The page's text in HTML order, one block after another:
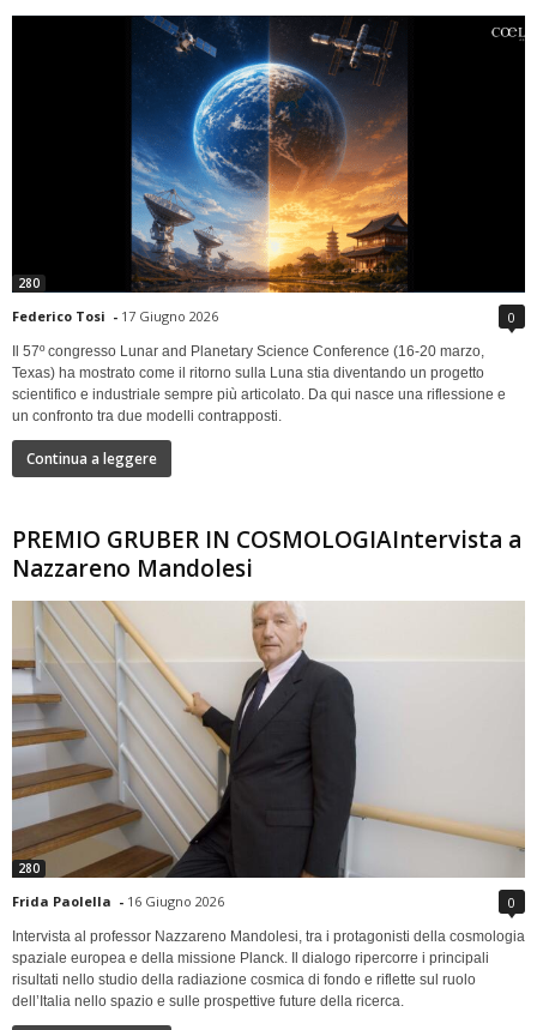
280
Federico Tosi - 17 Giugno 2026 0
Il 57º congresso Lunar and Planetary Science Conference (16-20 marzo,
Texas) ha mostrato come il ritorno sulla Luna stia diventando un progetto
scientifico e industriale sempre più articolato. Da qui nasce una riflessione e
un confronto tra due modelli contrapposti.
Continua a leggere
PREMIO GRUBER IN COSMOLOGIAIntervista a
Nazzareno Mandolesi
280
Frida Paolella - 16 Giugno 2026 0
Intervista al professor Nazzareno Mandolesi, tra i protagonisti della cosmologia
spaziale europea e della missione Planck. Il dialogo ripercorre i principali
risultati nello studio della radiazione cosmica di fondo e riflette sul ruolo
dell’Italia nello spazio e sulle prospettive future della ricerca.